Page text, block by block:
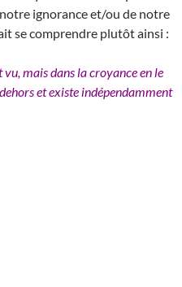
ignorance et/ou de notre
se comprendre plutôt ainsi :
vu, mais dans la croyance en le
et existe indépendamment